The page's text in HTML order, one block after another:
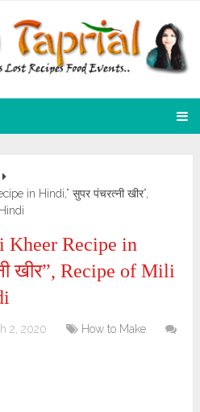
in Hindi,” सुपर पंचरत्नी खीर”,
Kheer Recipe in
खीर”, Recipe of Mili
2, 2020
How to Make